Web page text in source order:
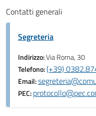
Contatti generali
Segreteria
Indirizzo:Via Roma, 30
Telefono:(+39)
Email:
PEC: